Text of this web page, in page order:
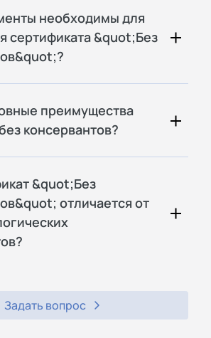
необходимы для
сертификата &quot;Без
преимущества
консервантов?
&quot;Без
отличается от
Задать вопрос